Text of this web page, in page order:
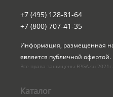
+7 (495) 128-81-64
+7 (800) 707-41-35
Информация, размещенная
является публичной офертой.
Все права защищены FPGA.su 2021г.
Каталог